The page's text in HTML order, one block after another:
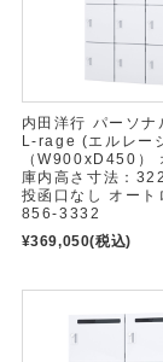
内田洋行 パーソナ
L-rage (エルレー
（W900xD450）
庫内高さ寸法：
投函口なし オー
856-3332
¥369,050(税込)